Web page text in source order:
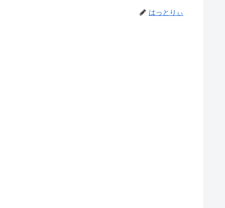
はっとりぃ